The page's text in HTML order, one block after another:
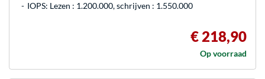
IOPS: Lezen : 1.200.000, schrijven : 1.550.000
€ 218,90
Op voorraad